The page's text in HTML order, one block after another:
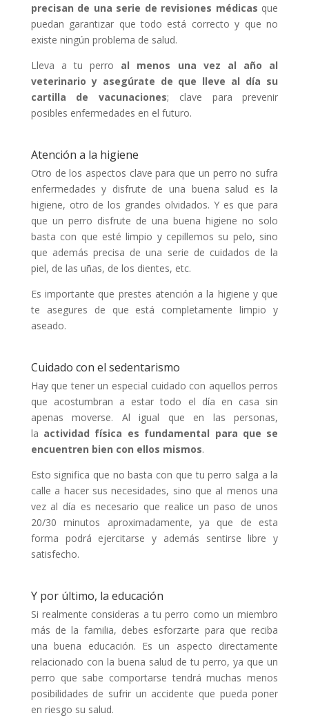
precisan de una serie de revisiones médicas que
puedan garantizar que todo está correcto y que no
existe ningún problema de salud.
Lleva a tu perro al menos una vez al año al
veterinario y asegúrate de que lleve al día su
cartilla de vacunaciones; clave para prevenir
posibles enfermedades en el futuro.
Atención a la higiene
Otro de los aspectos clave para que un perro no sufra
enfermedades y disfrute de una buena salud es la
higiene, otro de los grandes olvidados. Y es que para
que un perro disfrute de una buena higiene no solo
basta con que esté limpio y cepillemos su pelo, sino
que además precisa de una serie de cuidados de la
piel, de las uñas, de los dientes, etc.
Es importante que prestes atención a la higiene y que
te asegures de que está completamente limpio y
aseado.
Cuidado con el sedentarismo
Hay que tener un especial cuidado con aquellos perros
que acostumbran a estar todo el día en casa sin
apenas moverse. Al igual que en las personas,
la actividad física es fundamental para que se
encuentren bien con ellos mismos.
Esto significa que no basta con que tu perro salga a la
calle a hacer sus necesidades, sino que al menos una
vez al día es necesario que realice un paso de unos
20/30 minutos aproximadamente, ya que de esta
forma podrá ejercitarse y además sentirse libre y
satisfecho.
Y por último, la educación
Si realmente consideras a tu perro como un miembro
más de la familia, debes esforzarte para que reciba
una buena educación. Es un aspecto directamente
relacionado con la buena salud de tu perro, ya que un
perro que sabe comportarse tendrá muchas menos
posibilidades de sufrir un accidente que pueda poner
en riesgo su salud.